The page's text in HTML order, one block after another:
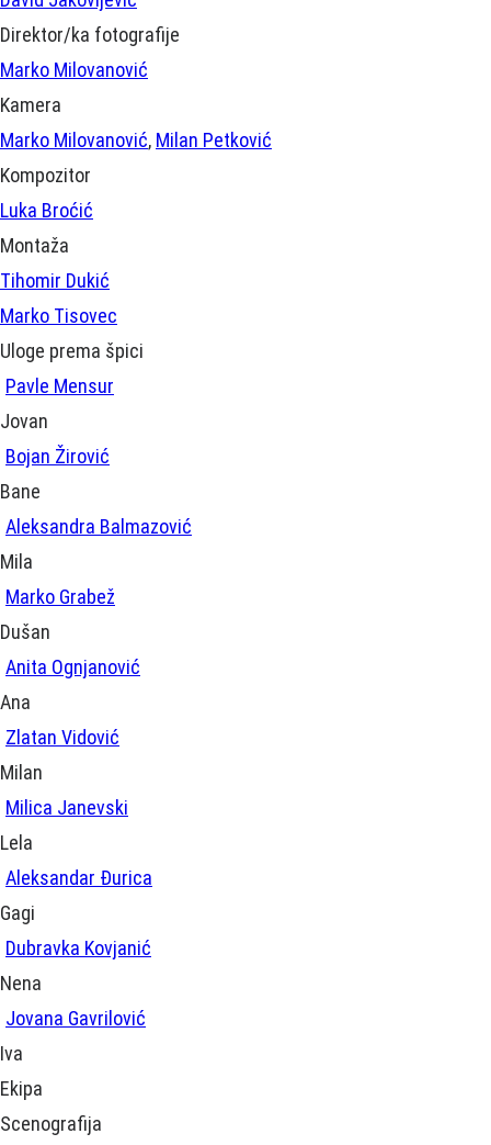
Direktor/ka fotografije
Marko Milovanović
Kamera
Marko Milovanović, Milan Petković
Kompozitor
Luka Broćić
Montaža
Tihomir Dukić
Marko Tisovec
Uloge prema špici
Pavle Mensur
Jovan
Bojan Žirović
Bane
Aleksandra Balmazović
Mila
Marko Grabež
Dušan
Anita Ognjanović
Ana
Zlatan Vidović
Milan
Milica Janevski
Lela
Aleksandar Đurica
Gagi
Dubravka Kovjanić
Nena
Jovana Gavrilović
Iva
Ekipa
Scenografija